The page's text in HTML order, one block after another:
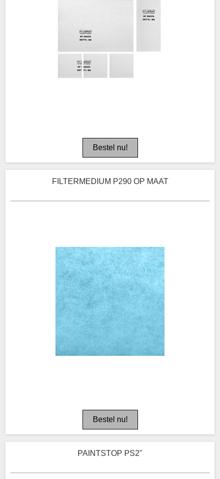
FILTERMEDIUM P290 OP MAAT
PAINTSTOP PS2"